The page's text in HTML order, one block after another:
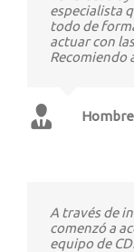
especialista
todo de
actuar con
Recomiendo
A través de
comenzó a
equipo de